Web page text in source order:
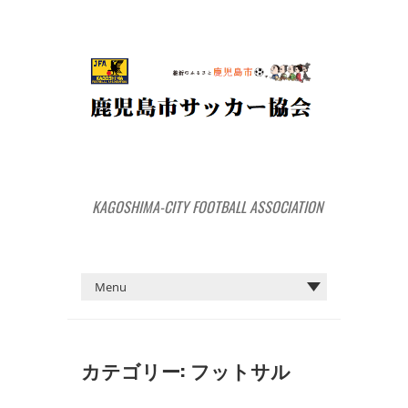
KAGOSHIMA-CITY FOOTBALL ASSOCIATION
カテゴリー: フットサル